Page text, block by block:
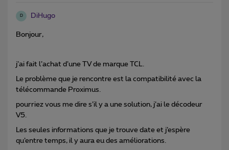
D DiHugo
Bonjour,
j’ai fait l’achat d’une TV de marque TCL.
Le problème que je rencontre est la compatibilité avec la
télécommande Proximus.
pourriez vous me dire s’il y a une solution, j’ai le décodeur
V5.
Les seules informations que je trouve date et j’espère
qu’entre temps, il y aura eu des améliorations.